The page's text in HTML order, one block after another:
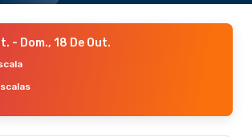
- Dom., 18 De Out.